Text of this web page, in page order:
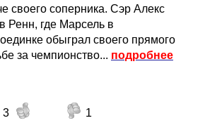
своего соперника. Сэр Алекс
Ренн, где Марсель в
обыграл своего прямого
за чемпионство... подробнее
3
1